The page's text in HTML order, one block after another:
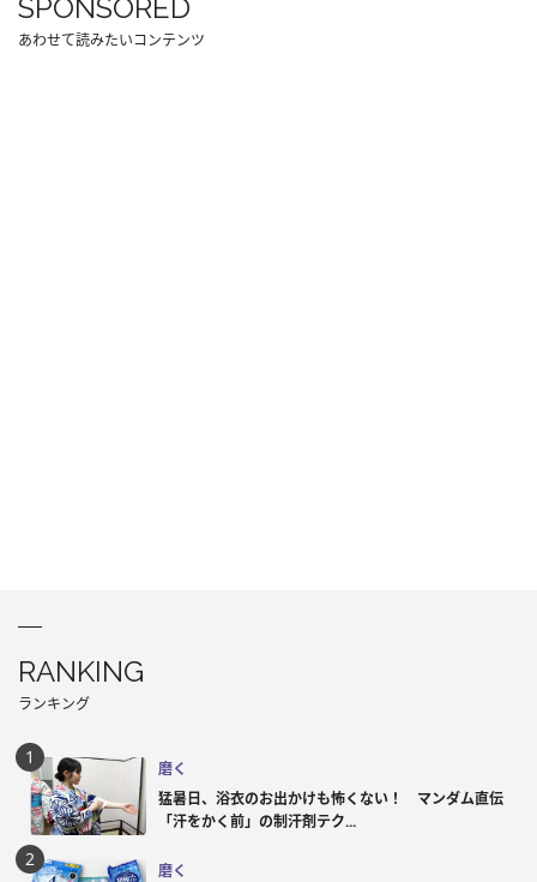
SPONSORED
あわせて読みたいコンテンツ
RANKING
ランキング
磨く
猛暑日、浴衣のお出かけも怖くない！ マンダム直伝
「汗をかく前」の制汗剤テク...
磨く